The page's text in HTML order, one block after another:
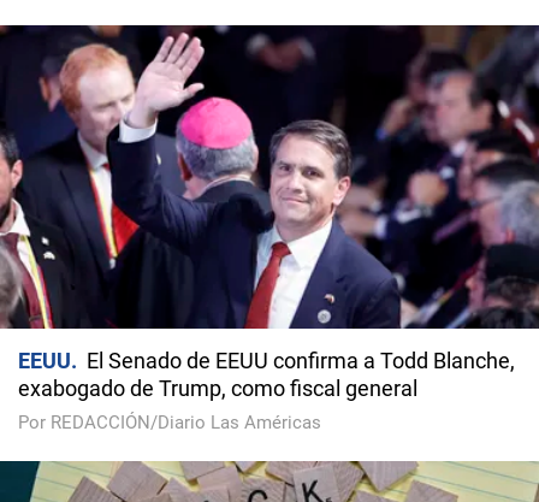
EEUU
El Senado de EEUU confirma a Todd Blanche,
exabogado de Trump, como fiscal general
Por REDACCIÓN/Diario Las Américas